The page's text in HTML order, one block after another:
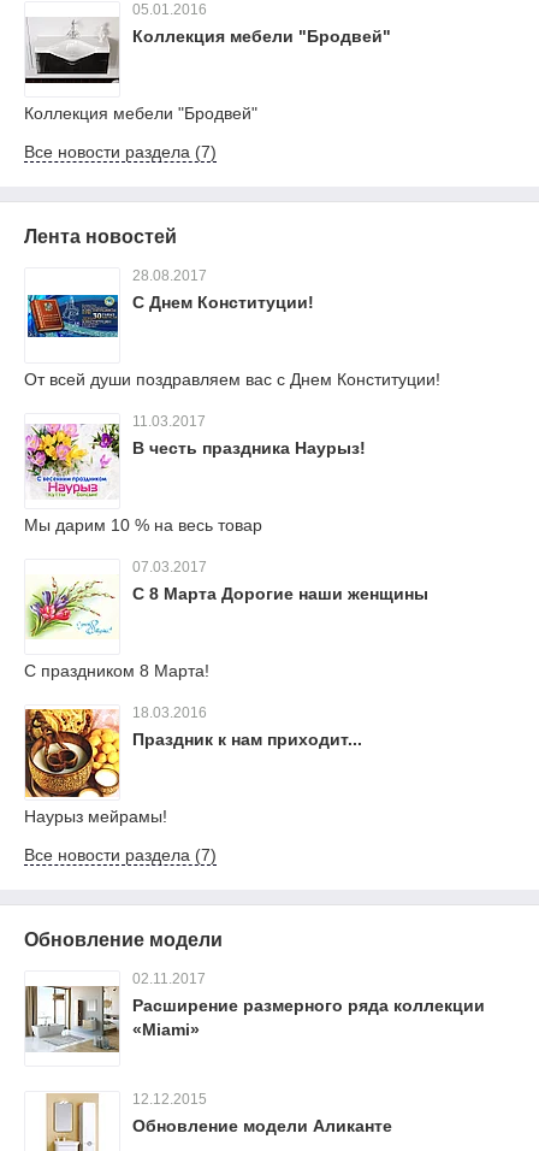
05.01.2016
Коллекция мебели "Бродвей"
Коллекция мебели "Бродвей"
Все новости раздела (7)
Лента новостей
28.08.2017
С Днем Конституции!
От всей души поздравляем вас с Днем Конституции!
11.03.2017
В честь праздника Наурыз!
Мы дарим 10 % на весь товар
07.03.2017
С 8 Марта Дорогие наши женщины
С праздником 8 Марта!
18.03.2016
Праздник к нам приходит...
Наурыз мейрамы!
Все новости раздела (7)
Обновление модели
02.11.2017
Расширение размерного ряда коллекции
«Miami»
12.12.2015
Обновление модели Аликанте